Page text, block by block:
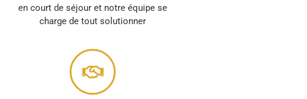
en court de séjour et notre équipe se
charge de tout solutionner